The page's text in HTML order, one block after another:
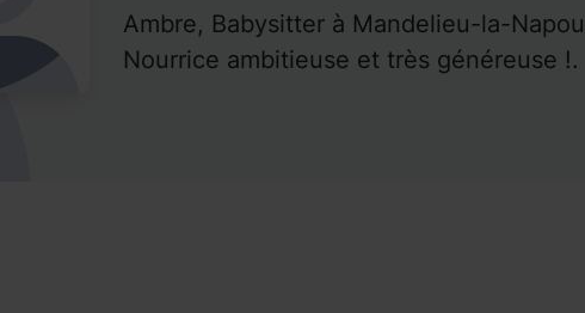
Ambre, Babysitter à Mandelieu-la-
Nourrice ambitieuse et très généreuse !.